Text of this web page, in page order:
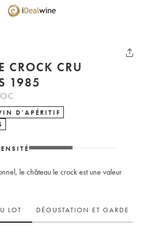
CROCK CRU
BOURGEOIS 1985
D'APÉRITIF
le château le crock est une valeur
LOT
DÉGUSTATION ET GARDE